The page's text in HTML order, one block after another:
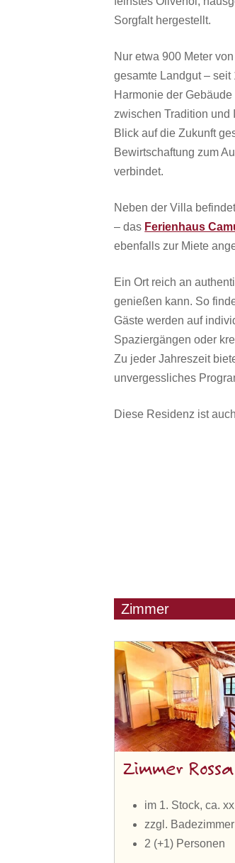
Sorgfalt hergestellt.
Nur etwa 900 Meter
gesamte Landgut –
Harmonie der
zwischen Tradition und
Blick auf die Zukunft
Bewirtschaftung zum
verbindet.
Neben der Villa
– das Ferienhaus
ebenfalls zur Miete
Ein Ort reich an
genießen kann. So
Gäste werden auf
Spaziergängen oder
Zu jeder Jahreszeit
unvergessliches
Diese Residenz ist
Zimmer
Zimmer Rossa
im 1. Stock, ca.
zzgl. Badezimmer
2 (+1) Personen